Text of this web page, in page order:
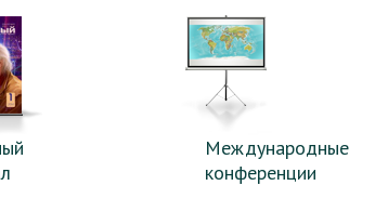
Международные
конференции